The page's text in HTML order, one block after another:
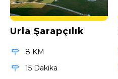
Urla Şarapçılık
8 KM
15 Dakika